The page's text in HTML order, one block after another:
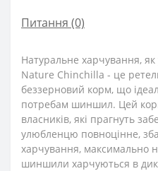
Питання (0)
Натуральне харчування,
Nature Chinchilla - це
беззерновий корм, що
потребам шиншил. Цей
власників, які прагнуть
улюбленцю повноцінне,
харчування, максимально
шиншили харчуються в